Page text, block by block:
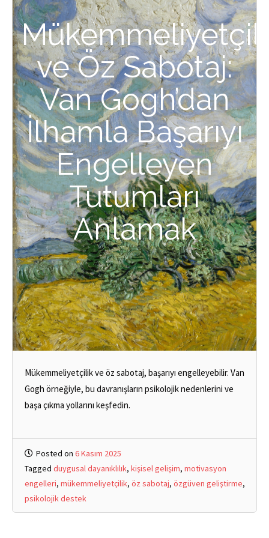
ve Öz Sabotaj:
Van Gogh’dan
İlhamla Başarıyı
Engelleyen
Tutumları
Anlamak
Mükemmeliyetçilik ve öz sabotaj, başarıyı engelleyebilir. Van
Gogh örneğiyle, bu davranışların psikolojik nedenlerini ve
başa çıkma yollarını keşfedin.
Posted on 6 Kasım 2025
Tagged duygusal dayanıklılık, kişisel gelişim, motivasyon
engelleri, mükemmeliyetçilik, öz sabotaj, özgüven geliştirme,
psikolojik destek